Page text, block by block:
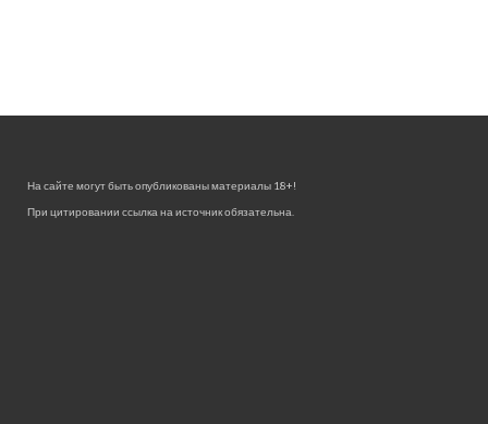
На сайте могут быть опубликованы материалы 18+!
При цитировании ссылка на источник обязательна.